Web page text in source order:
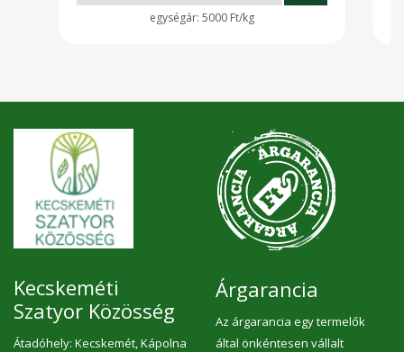
5000 Ft/kg
Kecskeméti
Szatyor Közösség
Átadóhely: Kecskemét, Kápolna
Árgarancia
Az árgarancia egy termelők
által önkéntesen vállalt